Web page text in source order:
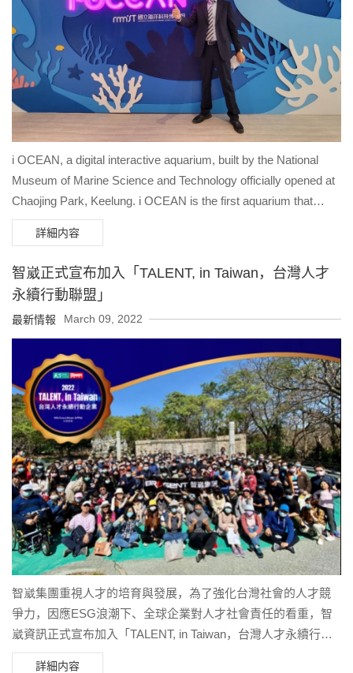
i OCEAN, a digital interactive aquarium, built by the National
Museum of Marine Science and Technology officially opened at
Chaojing Park, Keelung. i OCEAN is the first aquarium that
combines marine life with virtual-real integration technology
provided by Brogent Technologies Inc. When people walk into
the aquarium, first they see a huge wall projection of various
stunning corals and fish swimming before their eyes. . These
beautiful underwater sceneries are shot by the cameras under
the Chaojing Bay area and live broadcasting through 5G
themselves in the breathtaking underwater world of the north
coast.
詳細内容
智崴正式宣布加入「TALENT, in Taiwan，台灣人才
永續行動聯盟」
最新情報 March 09, 2022
智崴集團重視人才的培育與發展，為了強化台灣社會的人才競
爭力，因應ESG浪潮下、全球企業對人才社會責任的看重，智
崴資訊正式宣布加入「TALENT, in Taiwan，台灣人才永續行動
聯盟」。
詳細内容